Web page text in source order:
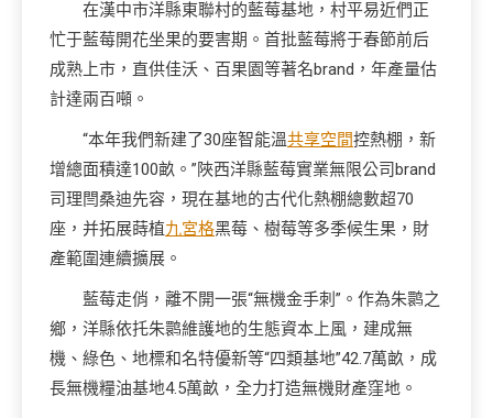
在漢中市洋縣東聯村的藍莓基地，村平易近們正
忙于藍莓開花坐果的要害期。首批藍莓將于春節前后
成熟上市，直供佳沃、百果園等著名brand，年產量估
計達兩百噸。
“本年我們新建了30座智能溫共享空間控熱棚，新
增總面積達100畝。”陜西洋縣藍莓實業無限公司brand
司理閆桑迪先容，現在基地的古代化熱棚總數超70
座，并拓展蒔植九宮格黑莓、樹莓等多季候生果，財
產範圍連續擴展。
藍莓走俏，離不開一張“無機金手刺”。作為朱鹮之
鄉，洋縣依托朱鹮維護地的生態資本上風，建成無
機、綠色、地標和名特優新等“四類基地”42.7萬畝，成
長無機糧油基地4.5萬畝，全力打造無機財產窪地。